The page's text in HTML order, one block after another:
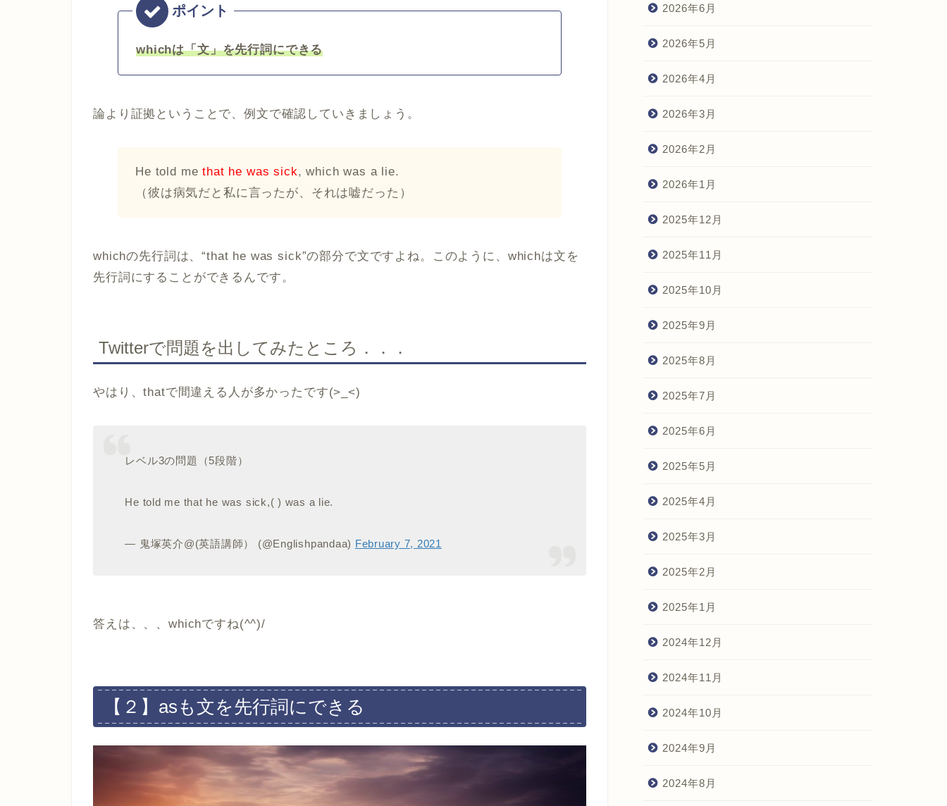
whichは「文」を先行詞にできる
論より証拠ということで、例文で確認していきましょう。
He told me that he was sick, which was a lie.
（彼は病気だと私に言ったが、それは嘘だった）
whichの先行詞は、“that he was sick”の部分で文ですよね。このように、whichは文を
先行詞にすることができるんです。
Twitterで問題を出してみたところ．．．
やはり、thatで間違える人が多かったです(>_<)
レベル3の問題（5段階）
He told me that he was sick,( ) was a lie.
— 鬼塚英介@(英語講師） (@Englishpandaa) February 7, 2021
答えは、、、whichですね(^^)/
【２】asも文を先行詞にできる
2026年6月
2026年5月
2026年4月
2026年3月
2026年2月
2026年1月
2025年12月
2025年11月
2025年10月
2025年9月
2025年8月
2025年7月
2025年6月
2025年5月
2025年4月
2025年3月
2025年2月
2025年1月
2024年12月
2024年11月
2024年10月
2024年9月
2024年8月